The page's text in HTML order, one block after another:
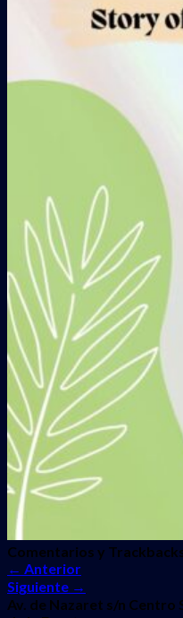
Comentarios y
← Anterior
Siguiente →
Av. de Nazaret s/n Centro